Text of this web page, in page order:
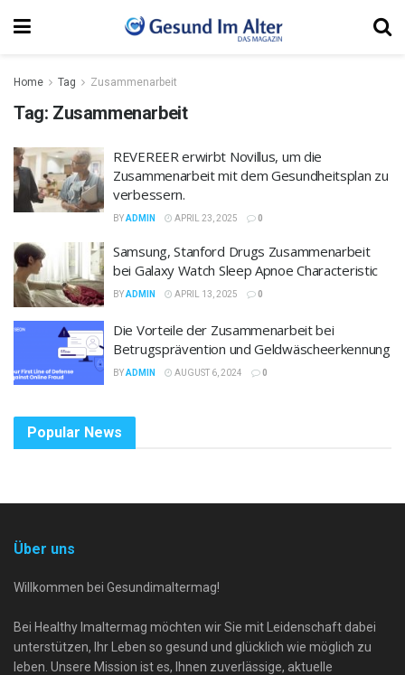
Home Tag Zusammenarbeit
Tag: Zusammenarbeit
REVEREER erwirbt Novillus, um die
Zusammenarbeit mit dem Gesundheitsplan zu
verbessern.
BYADMIN APRIL 23, 2025 0
Samsung, Stanford Drugs Zusammenarbeit
bei Galaxy Watch Sleep Apnoe Characteristic
BYADMIN APRIL 13, 2025 0
Die Vorteile der Zusammenarbeit bei
Betrugsprävention und Geldwäscheerkennung
BYADMIN AUGUST 6, 2024 0
Popular News
Über uns
Willkommen bei Gesundimaltermag!
Bei Healthy Imaltermag möchten wir Sie mit Leidenschaft dabei
unterstützen, Ihr Leben so gesund und glücklich wie möglich zu
leben. Unsere Mission ist es, Ihnen zuverlässige, aktuelle